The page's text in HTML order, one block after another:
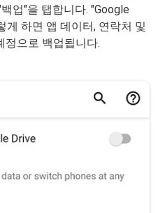
업"을 탭합니다. "Google
게 하면 앱 데이터, 연락처 및
정으로 백업됩니다.